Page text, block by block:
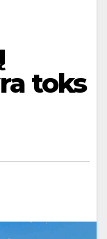
toks